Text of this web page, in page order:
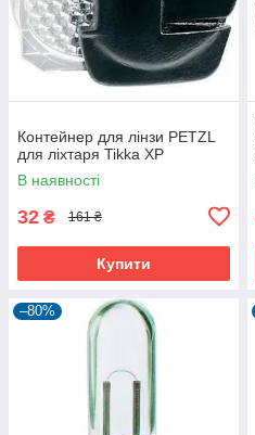
Контейнер для лінзи PETZL
для ліхтаря Tikka XP
В наявності
32 ₴ 161 ₴
Купити
–80%